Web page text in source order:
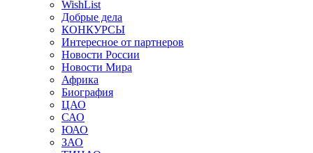
WishList
Добрые дела
КОНКУРСЫ
Интересное от партнеров
Новости России
Новости Мира
Африка
Биография
ЦАО
САО
ЮАО
ЗАО